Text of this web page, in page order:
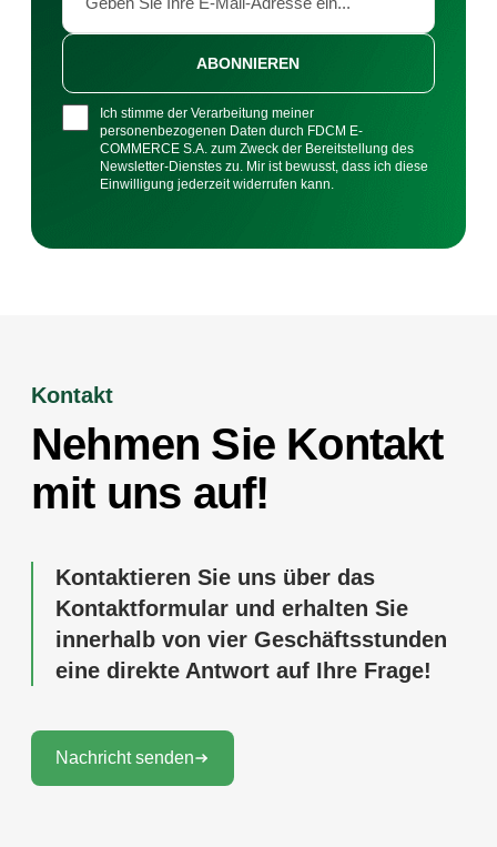
Ich stimme der Verarbeitung meiner
personenbezogenen Daten durch FDCM E-
COMMERCE S.A. zum Zweck der Bereitstellung des
Newsletter-Dienstes zu. Mir ist bewusst, dass ich diese
Einwilligung jederzeit widerrufen kann.
ABONNIEREN
Kontakt
Nehmen Sie Kontakt
mit uns auf!
Kontaktieren Sie uns über das
Kontaktformular und erhalten Sie
innerhalb von vier Geschäftsstunden
eine direkte Antwort auf Ihre Frage!
Nachricht senden